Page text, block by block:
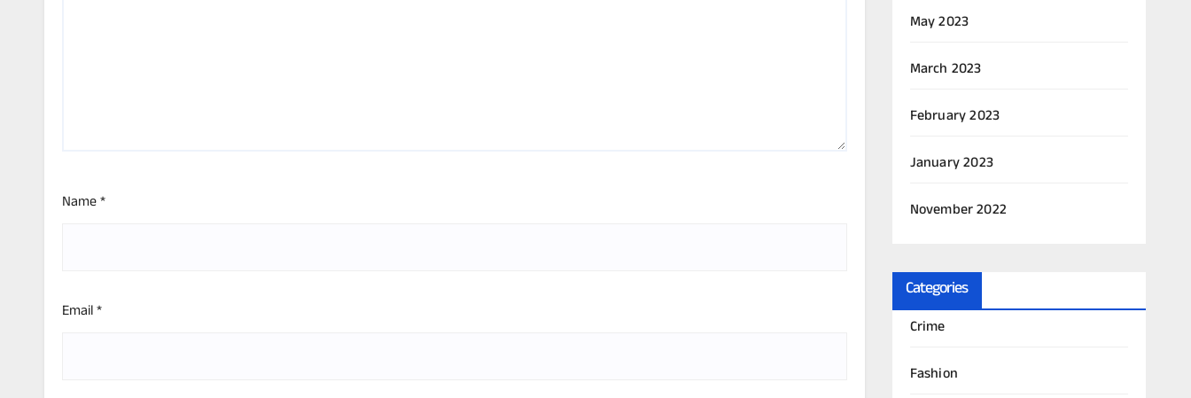
Name*
Email*
May 2023
March 2023
February 2023
January 2023
November 2022
Categories
Crime
Fashion